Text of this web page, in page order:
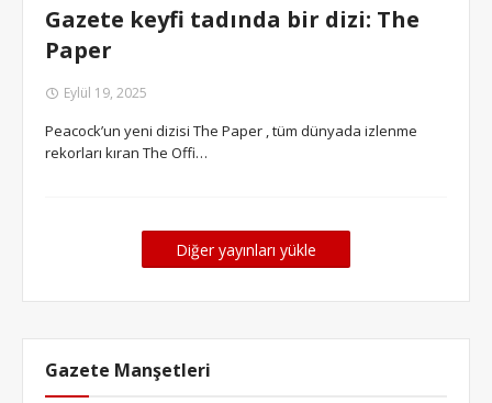
Gazete keyfi tadında bir dizi: The
Paper
Eylül 19, 2025
Peacock’un yeni dizisi The Paper , tüm dünyada izlenme
rekorları kıran The Offi…
Diğer yayınları yükle
Gazete Manşetleri